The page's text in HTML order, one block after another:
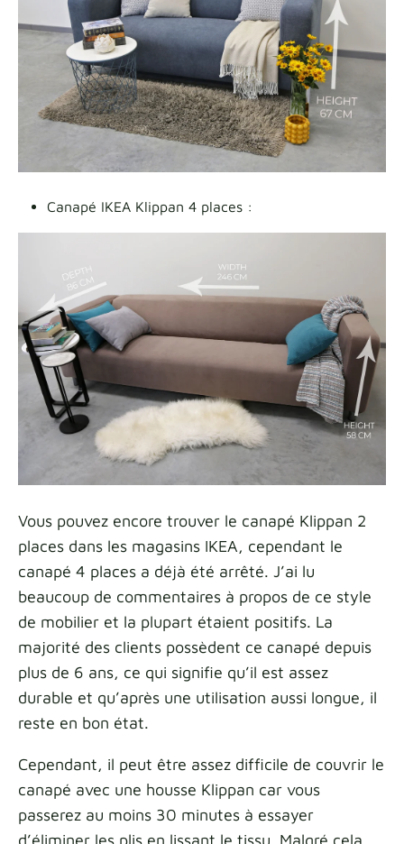
Canapé IKEA Klippan 4 places :
Vous pouvez encore trouver le canapé Klippan 2
places dans les magasins IKEA, cependant le
canapé 4 places a déjà été arrêté. J’ai lu
beaucoup de commentaires à propos de ce style
de mobilier et la plupart étaient positifs. La
majorité des clients possèdent ce canapé depuis
plus de 6 ans, ce qui signifie qu’il est assez
durable et qu’après une utilisation aussi longue, il
reste en bon état.
Cependant, il peut être assez difficile de couvrir le
canapé avec une housse Klippan car vous
passerez au moins 30 minutes à essayer